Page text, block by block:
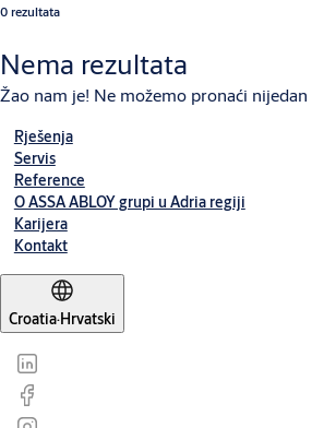
0 rezultata
Nema rezultata
Žao nam je! Ne možemo pronaći
Rješenja
Servis
Reference
O ASSA ABLOY grupi u Adria regiji
Karijera
Kontakt
Croatia·Hrvatski